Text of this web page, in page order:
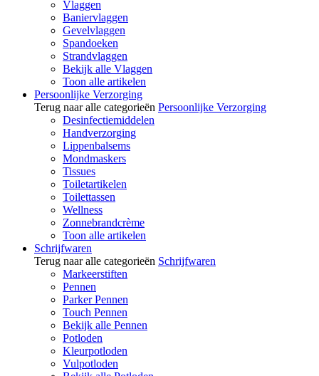
Vlaggen
Baniervlaggen
Gevelvlaggen
Spandoeken
Strandvlaggen
Bekijk alle Vlaggen
Toon alle artikelen
Persoonlijke Verzorging
Terug naar alle categorieën Persoonlijke Verzorging
Desinfectiemiddelen
Handverzorging
Lippenbalsems
Mondmaskers
Tissues
Toiletartikelen
Toilettassen
Wellness
Zonnebrandcrème
Toon alle artikelen
Schrijfwaren
Terug naar alle categorieën Schrijfwaren
Markeerstiften
Pennen
Parker Pennen
Touch Pennen
Bekijk alle Pennen
Potloden
Kleurpotloden
Vulpotloden